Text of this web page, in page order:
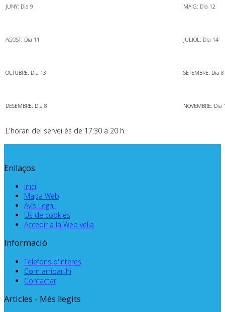
JUNY: Dia 9
AGOST: Dia 11
OCTUBRE: Dia 13
DESEMBRE: Dia 8
MAIG: Dia 12
JULIOL: Dia 14
SETEMBRE: Dia 8
NOVEMBRE: Dia
L'horari del servei és de 17:30 a 20 h.
Enllaços
Inici
Mapa Web
Avís Legal
Ús de cookies
Accedir a la Web vella
Informació
Telefons d'interes
Com arribar-hi
Contactar
Articles - Més llegits